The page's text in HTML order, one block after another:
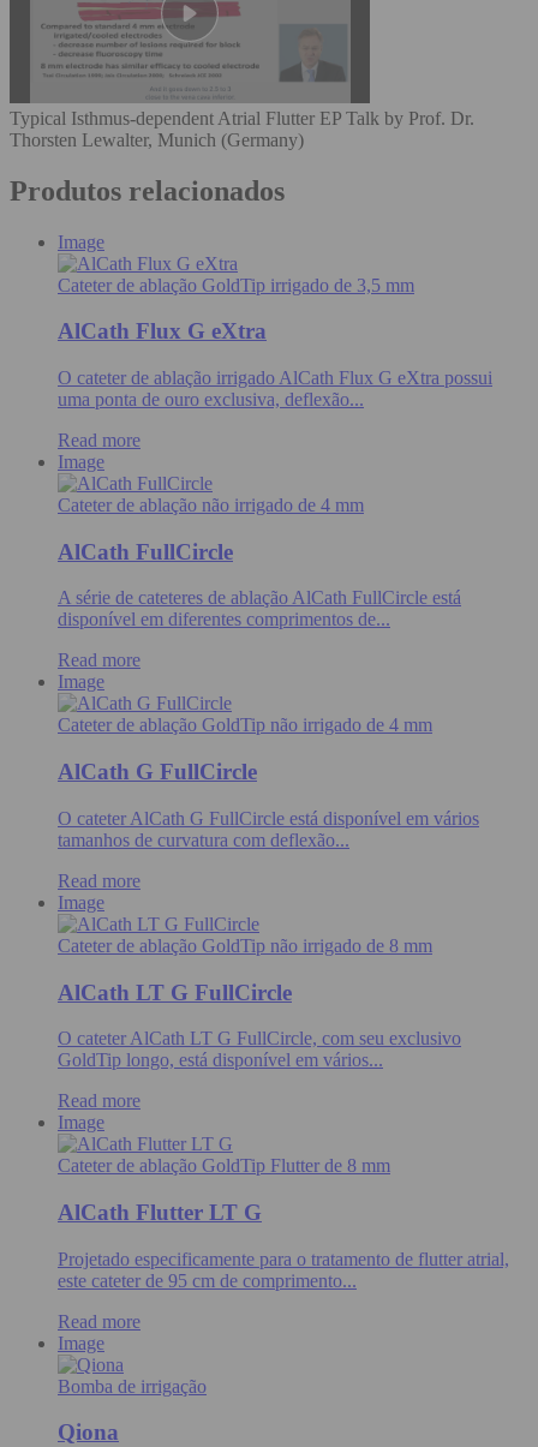
Typical Isthmus-dependent Atrial Flutter EP Talk by Prof. Dr.
Thorsten Lewalter, Munich (Germany)
Produtos relacionados
Image
Cateter de ablação GoldTip irrigado de 3,5 mm
AlCath Flux G eXtra
O cateter de ablação irrigado AlCath Flux G eXtra possui
uma ponta de ouro exclusiva, deflexão...
Read more
Image
Cateter de ablação não irrigado de 4 mm
AlCath FullCircle
A série de cateteres de ablação AlCath FullCircle está
disponível em diferentes comprimentos de...
Read more
Image
Cateter de ablação GoldTip não irrigado de 4 mm
AlCath G FullCircle
O cateter AlCath G FullCircle está disponível em vários
tamanhos de curvatura com deflexão...
Read more
Image
Cateter de ablação GoldTip não irrigado de 8 mm
AlCath LT G FullCircle
O cateter AlCath LT G FullCircle, com seu exclusivo
GoldTip longo, está disponível em vários...
Read more
Image
Cateter de ablação GoldTip Flutter de 8 mm
AlCath Flutter LT G
Projetado especificamente para o tratamento de flutter atrial,
este cateter de 95 cm de comprimento...
Read more
Image
Bomba de irrigação
Qiona